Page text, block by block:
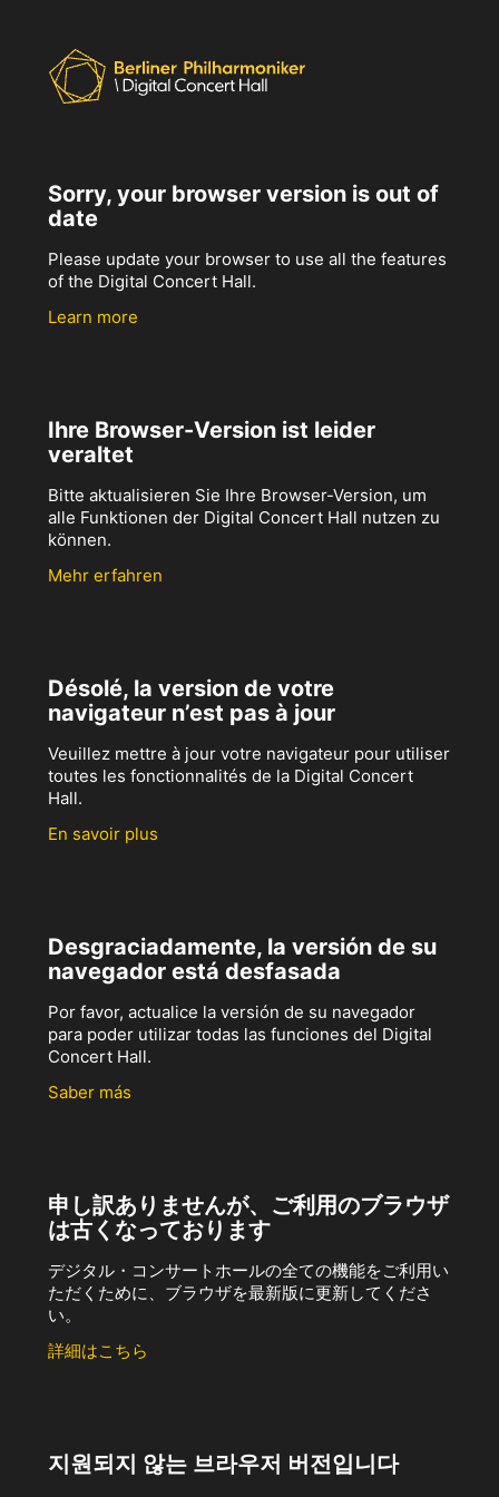
Sorry, your browser version is out of
date
Please update your browser to use all the features
of the Digital Concert Hall.
Learn more
Ihre Browser-Version ist leider
veraltet
Bitte aktualisieren Sie Ihre Browser-Version, um
alle Funktionen der Digital Concert Hall nutzen zu
können.
Mehr erfahren
Désolé, la version de votre
navigateur n’est pas à jour
Veuillez mettre à jour votre navigateur pour utiliser
toutes les fonctionnalités de la Digital Concert
Hall.
En savoir plus
Desgraciadamente, la versión de su
navegador está desfasada
Por favor, actualice la versión de su navegador
para poder utilizar todas las funciones del Digital
Concert Hall.
Saber más
申し訳ありませんが、ご利用のブラウザ
は古くなっております
デジタル・コンサートホールの全ての機能をご利用い
ただくために、ブラウザを最新版に更新してくださ
い。
詳細はこちら
지원되지 않는 브라우저 버전입니다